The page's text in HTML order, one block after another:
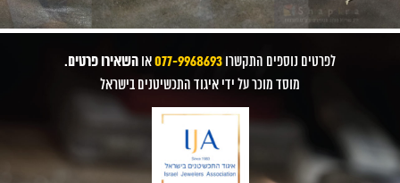
לפרטים נוספים התקשרו 077-9968693או השאירו פרטים.
מוסד מוכר על ידי איגוד התכשיטנים בישראל